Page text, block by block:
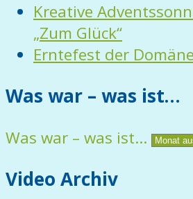
Kreative
„Zum Glück“
Erntefest der
Was war – was ist…
Was war – was ist…
Video Archiv